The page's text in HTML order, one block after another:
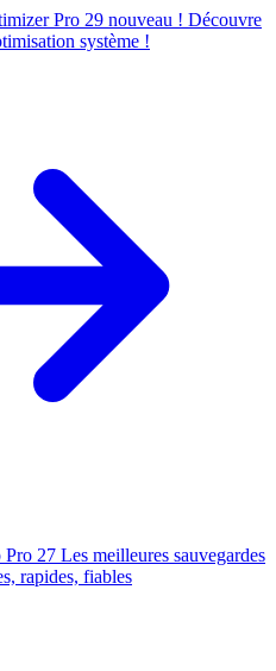
Pro 29 nouveau ! Découvre
système !
Pro 27 Les meilleures sauvegardes
rapides, fiables